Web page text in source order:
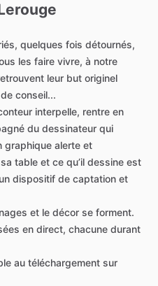
quelques fois détournés,
les faire vivre, à notre
leur but originel
de conseil...
interpelle, rentre en
du dessinateur qui
graphique alerte et
sa table et ce qu’il dessine est
dispositif de captation et
et le décor se forment.
en direct, chacune durant
au téléchargement sur